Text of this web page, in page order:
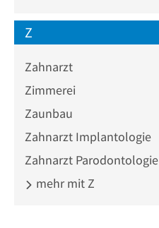
Z
Zahnarzt
Zimmerei
Zaunbau
Zahnarzt Implantologie
Zahnarzt Parodontologie
mehr mit Z